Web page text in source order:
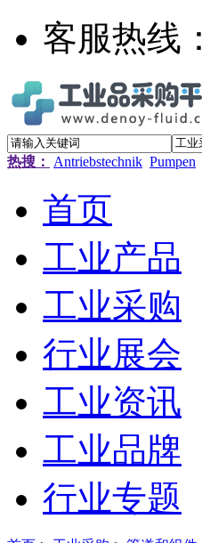
客服热线：
热搜： Antriebstechnik Pumpen
首页
工业产品
工业采购
行业展会
工业资讯
工业品牌
行业专题